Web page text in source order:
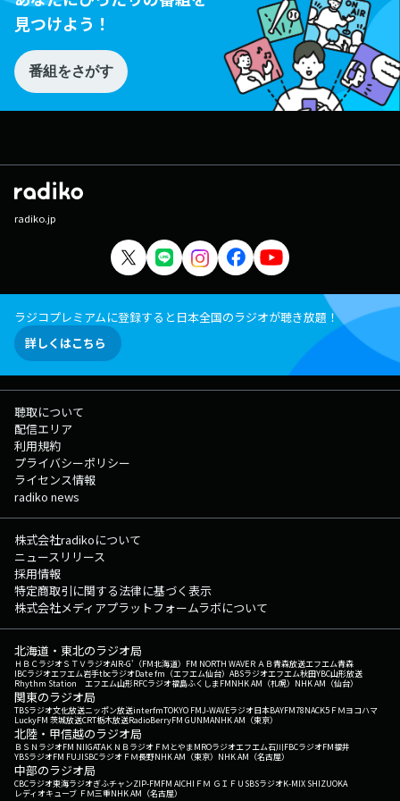
見つけよう！
番組をさがす
radiko.jp
ラジコプレミアムに登録すると日本全国のラジオが聴き放題！
詳しくはこちら
聴取について
配信エリア
利用規約
プライバシーポリシー
ライセンス情報
radiko news
株式会社radikoについて
ニュースリリース
採用情報
特定商取引に関する法律に基づく表示
株式会社メディアプラットフォームラボについて
北海道・東北のラジオ局
ＨＢＣラジオＳＴＶラジオAIR-G'（FM北海道） FM NORTH WAVEＲＡＢ青森放送エフエム青森
IBCラジオエフエム岩手tbcラジオDate fm（エフエム仙台） ABSラジオエフエム秋田YBC山形放送
Rhythm Station エフエム山形RFCラジオ福島ふくしまFMNHK AM（札幌） NHK AM（仙台）
関東のラジオ局
TBSラジオ文化放送ニッポン放送interfmTOKYO FMJ-WAVEラジオ日本BAYFM78NACK5 ＦＭヨコハマ
LuckyFM 茨城放送CRT栃木放送RadioBerryFM GUNMANHK AM（東京）
北陸・甲信越のラジオ局
ＢＳＮラジオFM NIIGATAＫＮＢラジオ ＦＭとやまMROラジオエフエム石川FBCラジオFM福井
YBSラジオFM FUJISBCラジオ ＦＭ長野NHK AM（東京） NHK AM（名古屋）
中部のラジオ局
CBCラジオ東海ラジオぎふチャンZIP-FMFM AICHI ＦＭ ＧＩＦＵ SBSラジオK-MIX SHIZUOKA
レディオキューブ ＦＭ三重NHK AM（名古屋）